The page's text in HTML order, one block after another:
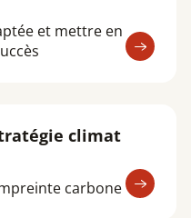
et mettre en
climat
carbone